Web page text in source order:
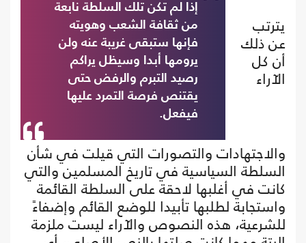
إذا لم تكن تلك السلطة نابعة
من ثقافة الشعب وهويته
فإنها ستبقى غريبة عنه ولن
يرومها أبدا وسيظل يراكم
رصيد التبرم والرفض حتى
يقتنص فرصة التمرد عليها
فيفعل.
يترتب
عن ذلك
أن كل
الآراء
والاجتهادات والتصورات التي قيلت في شأن
السلطة السياسية في تاريخ المسلمين والتي
كانت في أغلبها لاحقة على السلطة القائمة
واستجابة لطلبها تأبيدا للوضع القائم وإضفاءً
للشرعية، هذه النصوص والآراء ليست ملزمة